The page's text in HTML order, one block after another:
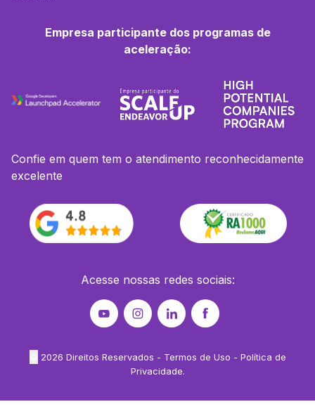
Empresa participante dos programas de
aceleração:
Confie em quem tem o atendimento reconhecidamente
excelente
Acesse nossas redes sociais:
2026 Direitos Reservados - Termos de Uso - Política de
Privacidade.